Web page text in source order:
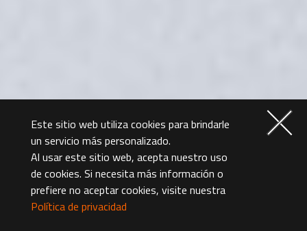
Este sitio web utiliza cookies para brindarle
un servicio más personalizado.
Al usar este sitio web, acepta nuestro uso
de cookies. Si necesita más información o
prefiere no aceptar cookies, visite nuestra
Política de privacidad